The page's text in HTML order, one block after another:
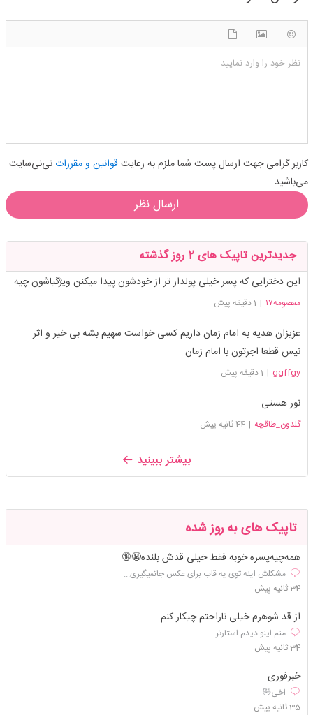
نظر خود را وارد نمایید ...
کاربر گرامی جهت ارسال پست شما ملزم به رعایت قوانین و مقرراتنی‌نی‌سایت
می‌باشید
ارسال نظر
جدیدترین تاپیک های 2 روز گذشته
این دخترایی که پسر خیلی پولدار تر از خودشون پیدا میکنن ویژگیاشون چیه
معصومه۱۷ | 1 دقیقه پیش
عزیزان هدیه به امام زمان داریم کسی خواست سهیم بشه بی خیر و اثر
نیس قطعا اجرتون با امام زمان
ggffgy
| 1 دقیقه پیش
نور هستی
گلدون_طاقچه | 44 ثانیه پیش
بیشتر ببینید
تاپیک های به روز شده
همه‌چیه‌پسره خوبه فقط خیلی قدش بلنده😬🔞
مشکلش اینه توی یه قاب برای عکس جانمیگیری...
34 ثانیه پیش
از قد شوهرم خیلی ناراحتم چیکار کنم
منم اينو ديدم استارتر
34 ثانیه پیش
خبرفوری
اخی🤣
35 ثانیه پیش